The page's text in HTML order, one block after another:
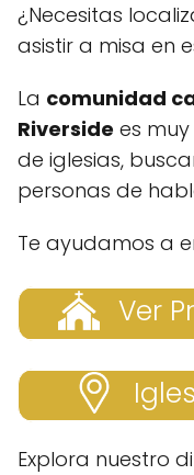
¿Necesitas
asistir a misa en
La comunidad
Riverside es
de iglesias,
personas de
Te ayudamos a
Ver
Explora nuestro